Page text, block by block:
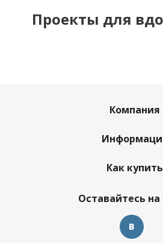
Проекты для
Компания
Как купить
Оставайтесь на